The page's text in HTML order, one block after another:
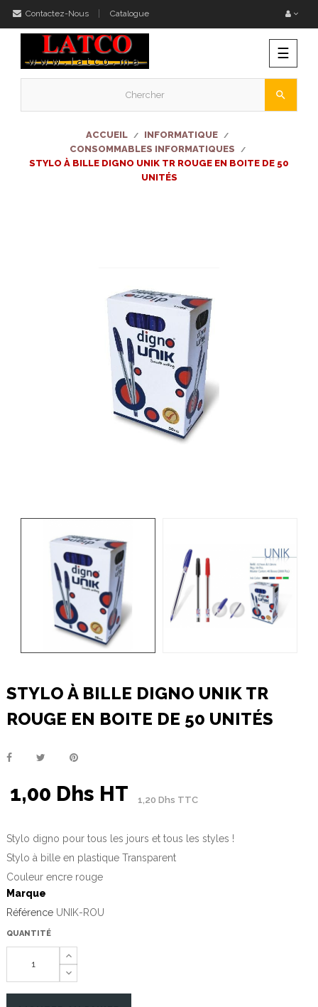
Contactez-Nous Catalogue
la
☰
search
ACCUEIL
INFORMATIQUE
CONSOMMABLES INFORMATIQUES
STYLO À BILLE DIGNO UNIK TR ROUGE EN BOITE DE 50
UNITÉS
STYLO À BILLE DIGNO UNIK TR
ROUGE EN BOITE DE 50 UNITÉS
1,00 Dhs HT 1,20 Dhs TTC
Stylo digno pour tous les jours et tous les styles !
Stylo à bille en plastique Transparent
Couleur encre rouge
Marque
Référence UNIK-ROU
QUANTITÉ